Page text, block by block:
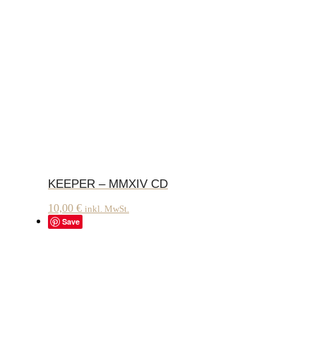
KEEPER – MMXIV CD
10,00 € inkl. MwSt.
Save